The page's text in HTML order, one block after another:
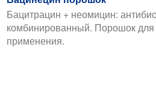
Бацитрацин + неомицин:
комбинированный. Порошок для
применения.